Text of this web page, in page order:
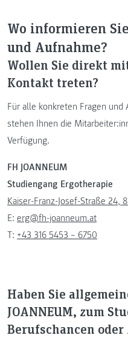
Wo informieren
und Aufnahme?
Wollen Sie direkt
Kontakt treten?
Für alle konkreten Fragen und
stehen Ihnen die
Verfügung.
FH JOANNEUM
Studiengang Ergotherapie
Kaiser-Franz-Josef-Straße 24,
E: erg@fh-joanneum.at
T: +43 316 5453 – 6750
Haben Sie
JOANNEUM, zum
Berufschancen